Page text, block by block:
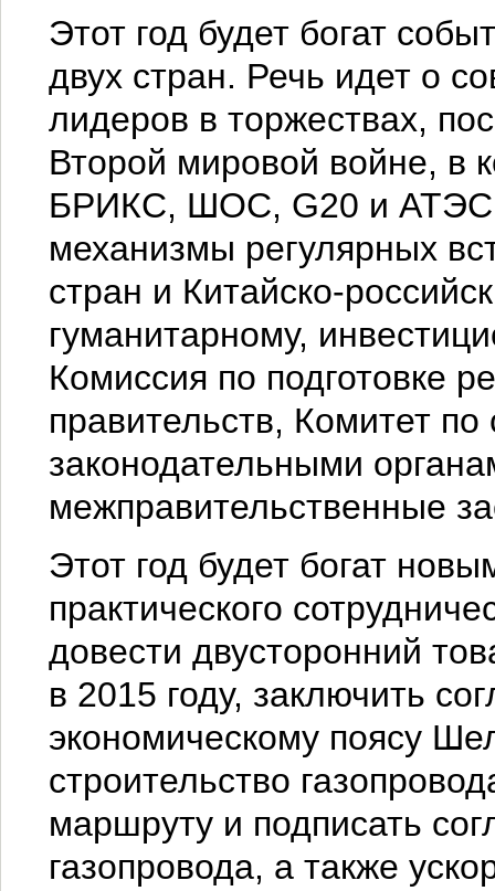
Этот год будет богат
двух стран. Речь идет о
лидеров в торжествах,
Второй мировой войне, в
БРИКС, ШОС, G20 и
механизмы регулярных
стран и Китайско-
гуманитарному,
Комиссия по подготовке
правительств, Комитет
законодательными
межправительственные
Этот год будет богат
практического
довести двусторонний
в 2015 году, заключить
экономическому поясу
строительство
маршруту и подписать
газопровода, а также